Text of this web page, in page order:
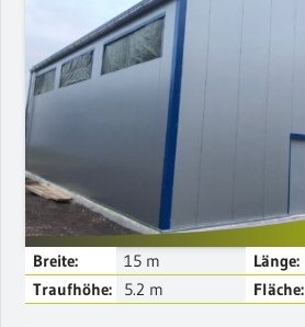
Breite: 15m Länge:
Traufhöhe:
5.2 m Fläche: